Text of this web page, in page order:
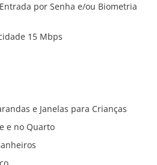
por Senha e/ou Biometria
15 Mbps
e Janelas para Crianças
e no Quarto